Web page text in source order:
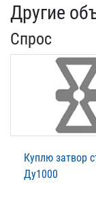
Другие
Спрос
Куплю затвор
Ду1000